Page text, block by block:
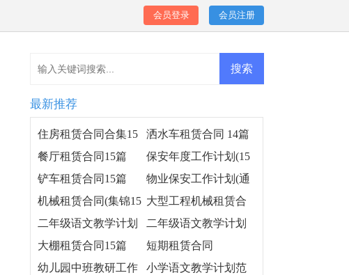
会员登录 会员注册
最新推荐
住房租赁合同合集15
篇
洒水车租赁合同 14篇
餐厅租赁合同15篇
保安年度工作计划(15
篇)
铲车租赁合同15篇
物业保安工作计划(通
用15篇)
机械租赁合同(集锦15
篇)
大型工程机械租赁合
同
二年级语文教学计划
范文汇编15篇
二年级语文教学计划
范文(15篇)
大棚租赁合同15篇
短期租赁合同
幼儿园中班教研工作
小学语文教学计划范